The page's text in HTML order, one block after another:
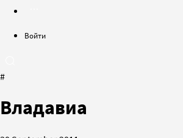
Войти
#
Владавиа